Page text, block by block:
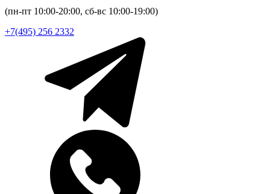
(пн-пт 10:00-20:00, сб-вс 10:00-19:00)
+7(495) 256 2332